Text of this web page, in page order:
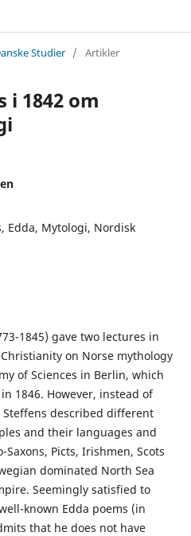
Studier / Artikler
i 1842 om
Edda, Mytologi, Nordisk
1845) gave two lectures in
on Norse mythology
of Sciences in Berlin, which
1846. However, instead of
described different
and their languages and
Picts, Irishmen, Scots
dominated North Sea
Seemingly satisfied to
known Edda poems (in
that he does not have